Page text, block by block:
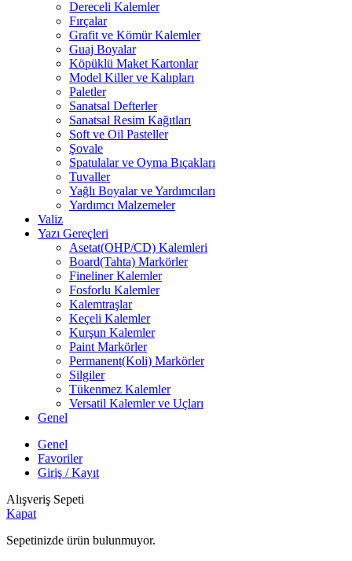
Dereceli Kalemler
Fırçalar
Grafit ve Kömür Kalemler
Guaj Boyalar
Köpüklü Maket Kartonlar
Model Killer ve Kalıpları
Paletler
Sanatsal Defterler
Sanatsal Resim Kağıtları
Soft ve Oil Pasteller
Şovale
Spatulalar ve Oyma Bıçakları
Tuvaller
Yağlı Boyalar ve Yardımcıları
Yardımcı Malzemeler
Valiz
Yazı Gereçleri
Asetat(OHP/CD) Kalemleri
Board(Tahta) Markörler
Fineliner Kalemler
Fosforlu Kalemler
Kalemtraşlar
Keçeli Kalemler
Kurşun Kalemler
Paint Markörler
Permanent(Koli) Markörler
Silgiler
Tükenmez Kalemler
Versatil Kalemler ve Uçları
Genel
Genel
Favoriler
Giriş / Kayıt
Alışveriş Sepeti
Kapat
Sepetinizde ürün bulunmuyor.